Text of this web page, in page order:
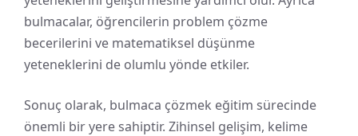
bulmacalar, öğrencilerin problem çözme
becerilerini ve matematiksel düşünme
yeteneklerini de olumlu yönde etkiler.
Sonuç olarak, bulmaca çözmek eğitim sürecinde
önemli bir yere sahiptir. Zihinsel gelişim, kelime